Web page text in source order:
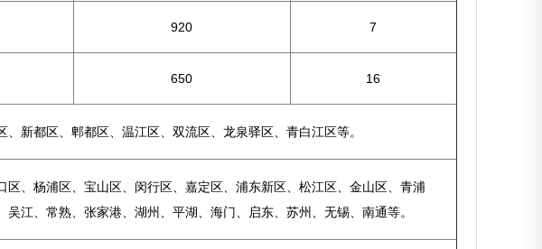
920 7
650 16
新都区、郫都区、温江区、双流区、龙泉驿区、青白江区等。
、杨浦区、宝山区、闵行区、嘉定区、浦东新区、松江区、金山区、青浦
江、常熟、张家港、湖州、平湖、海门、启东、苏州、无锡、南通等。